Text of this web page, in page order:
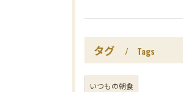
タグ Tags
いつもの朝食